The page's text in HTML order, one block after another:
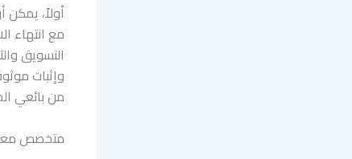
أولاً،
مع انتهاء
التسويق
وإثبات
من بائعي
متخصص